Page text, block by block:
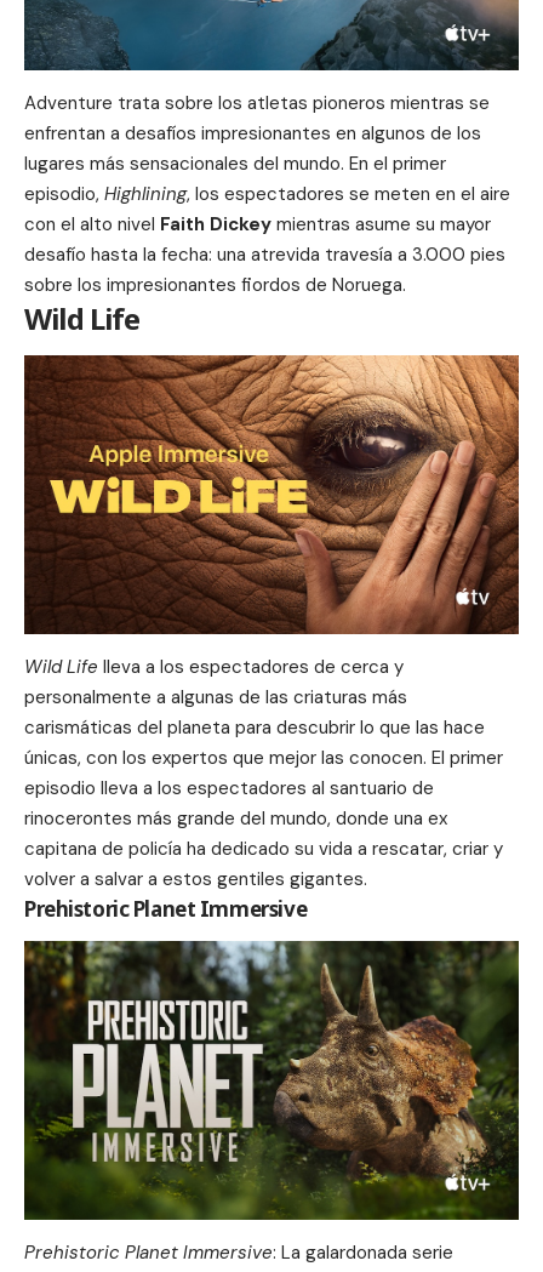
Adventure trata sobre los atletas pioneros mientras se
enfrentan a desafíos impresionantes en algunos de los
lugares más sensacionales del mundo. En el primer
episodio, Highlining, los espectadores se meten en el aire
con el alto nivel Faith Dickey mientras asume su mayor
desafío hasta la fecha: una atrevida travesía a 3.000 pies
sobre los impresionantes fiordos de Noruega.
Wild Life
Wild Life lleva a los espectadores de cerca y
personalmente a algunas de las criaturas más
carismáticas del planeta para descubrir lo que las hace
únicas, con los expertos que mejor las conocen. El primer
episodio lleva a los espectadores al santuario de
rinocerontes más grande del mundo, donde una ex
capitana de policía ha dedicado su vida a rescatar, criar y
volver a salvar a estos gentiles gigantes.
Prehistoric Planet Immersive
Prehistoric Planet Immersive: La galardonada serie